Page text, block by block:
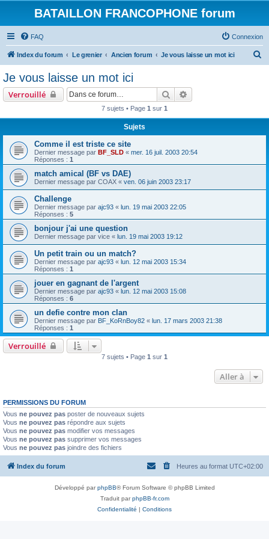
BATAILLON FRANCOPHONE forum
FAQ Connexion
Index du forum Le grenier Ancien forum Je vous laisse un mot ici
Je vous laisse un mot ici
Verrouillé Rechercher
7 sujets • Page 1 sur 1
Sujets
Comme il est triste ce site
Dernier message par BF_SLD « mer. 16 juil. 2003 20:54
Réponses : 1
match amical (BF vs DAE)
Dernier message par COAX « ven. 06 juin 2003 23:17
Challenge
Dernier message par ajc93 « lun. 19 mai 2003 22:05
Réponses : 5
bonjour j'ai une question
Dernier message par vice « lun. 19 mai 2003 19:12
Un petit train ou un match?
Dernier message par ajc93 « lun. 12 mai 2003 15:34
Réponses : 1
jouer en gagnant de l'argent
Dernier message par ajc93 « lun. 12 mai 2003 15:08
Réponses : 6
un defie contre mon clan
Dernier message par BF_KoRnBoy82 « lun. 17 mars 2003 21:38
Réponses : 1
Verrouillé
7 sujets • Page 1 sur 1
Aller à
PERMISSIONS DU FORUM
Vous ne pouvez pas poster de nouveaux sujets
Vous ne pouvez pas répondre aux sujets
Vous ne pouvez pas modifier vos messages
Vous ne pouvez pas supprimer vos messages
Vous ne pouvez pas joindre des fichiers
Index du forum Heures au format UTC+02:00
Développé parphpBB® Forum Software © phpBB Limited
Traduit parphpBB-fr.com
Confidentialité | Conditions